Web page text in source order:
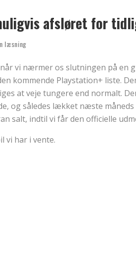
afsløret for
læsning
vi nærmer os slutningen på en
kommende Playstation+ liste.
at veje tungere end normalt.
og således lækket næste måneds
salt, indtil vi får den officielle
vi har i vente.